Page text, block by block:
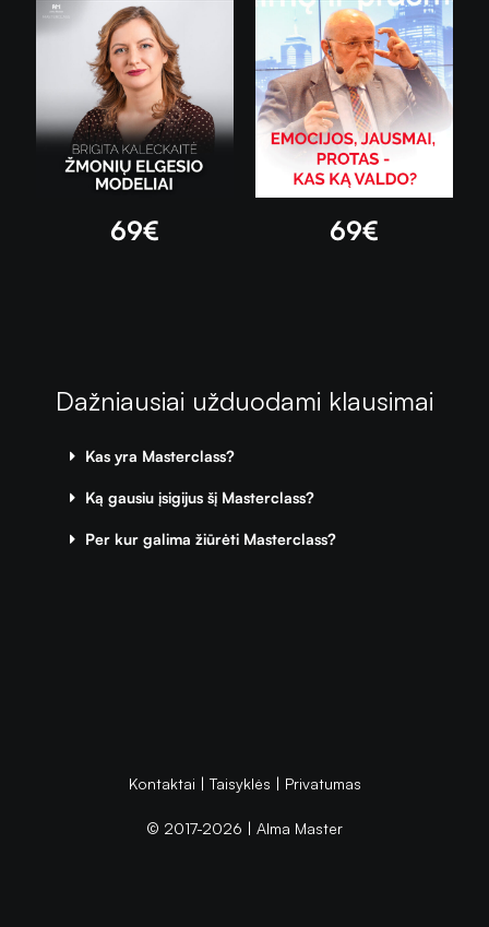
69€ 69€
Dažniausiai užduodami klausimai
Kas yra Masterclass?
Ką gausiu įsigijus šį Masterclass?
Per kur galima žiūrėti Masterclass?
Kontaktai | Taisyklės | Privatumas
© 2017-2026 | Alma Master